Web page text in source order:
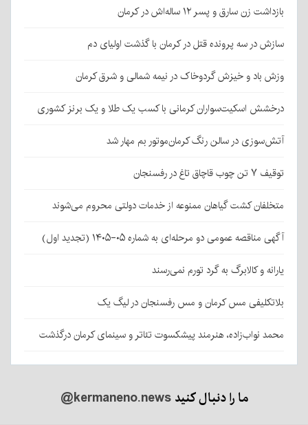
بازداشت زن سارق و پسر ۱۲ ساله‌اش در کرمان
سازش در سه پرونده قتل در کرمان با گذشت اولیای دم
وزش باد و خیزش گردوخاک در نیمه شمالی و شرق کرمان
درخشش اسکیت‌سواران کرمانی با کسب یک طلا و یک برنز کشوری
آتش‌سوزی در سالن رنگ کرمان‌موتور بم مهار شد
توقیف ۷ تن چوب قاچاق تاغ در رفسنجان
متخلفان کشت گیاهان ممنوعه از خدمات دولتی محروم می‌شوند
آگهی مناقصه عمومی دو مرحله‌ای به شماره ۰۵-۱۴۰۵ (تجدید اول)
یارانه و کالابرگ به گرد تورم نمی‌رسند
بلاتکلیفی مس کرمان و مس رفسنجان در لیگ یک
محمد نواب‌زاده، هنرمند پیشکسوت تئاتر و سینمای کرمان درگذشت
ما را دنبال کنید@kermaneno.news